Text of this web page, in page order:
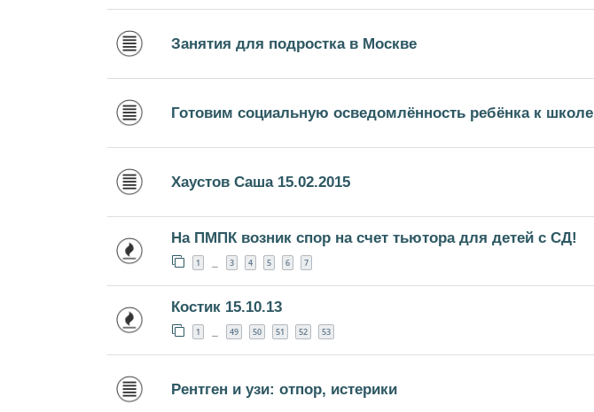
Занятия для подростка в Москве
Готовим социальную осведомлённость ребёнка к школе
Хаустов Саша 15.02.2015
На ПМПК возник спор на счет тьютора для детей с СД!
1 3 4 5 6 7
Костик 15.10.13
1 49 50 51 52 53
Рентген и узи: отпор, истерики